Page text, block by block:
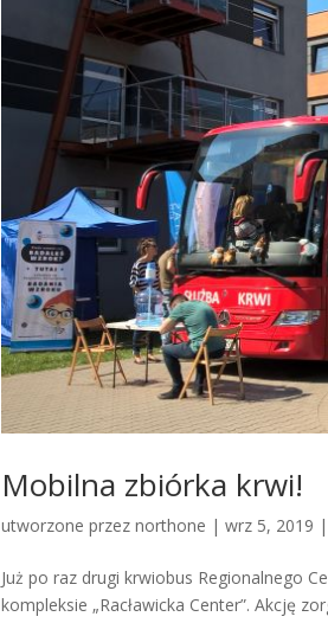
Mobilna zbiórka krwi!
utworzone przeznorthone |wrz 5, 2019
Już po raz drugi krwiobus Regionalnego
kompleksie „Racławicka Center”. Akcję